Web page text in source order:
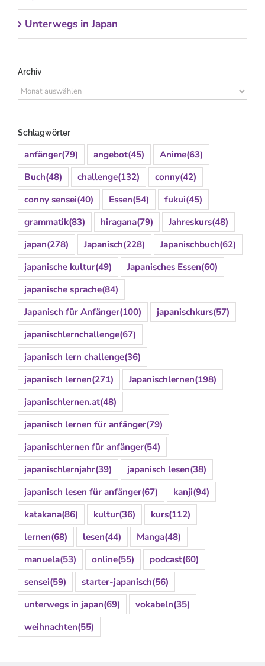
Unterwegs in Japan
Archiv
Archiv
Schlagwörter
anfänger(79) angebot(45) Anime(63)
Buch(48) challenge(132) conny(42)
conny sensei(40) Essen(54) fukui(45)
grammatik(83) hiragana(79) Jahreskurs(48)
japan(278) Japanisch(228) Japanischbuch(62)
japanische kultur(49) Japanisches Essen(60)
japanische sprache(84)
Japanisch für Anfänger(100) japanischkurs(57)
japanischlernchallenge(67)
japanisch lern challenge(36)
japanisch lernen(271) Japanischlernen(198)
japanischlernen.at(48)
japanisch lernen für anfänger(79)
japanischlernen für anfänger(54)
japanischlernjahr(39) japanisch lesen(38)
japanisch lesen für anfänger(67) kanji(94)
katakana(86) kultur(36) kurs(112)
lernen(68) lesen(44) Manga(48)
manuela(53) online(55) podcast(60)
sensei(59) starter-japanisch(56)
unterwegs in japan(69) vokabeln(35)
weihnachten(55)